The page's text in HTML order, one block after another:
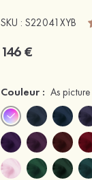
SKU : S22041XYB
146 €
Couleur : As picture